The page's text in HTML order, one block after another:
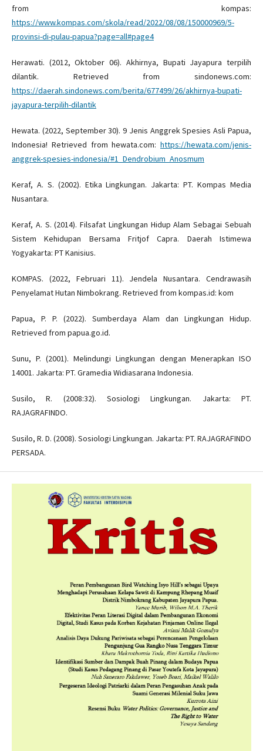
from kompas:
https://www.kompas.com/skola/read/2022/08/08/150000969/5-
provinsi-di-pulau-papua?page=all#page4
Herawati. (2012, Oktober 06). Akhirnya, Bupati Jayapura terpilih
dilantik. Retrieved from sindonews.com:
https://daerah.sindonews.com/berita/677499/26/akhirnya-bupati-
jayapura-terpilih-dilantik
Hewata. (2022, September 30). 9 Jenis Anggrek Spesies Asli Papua,
Indonesia! Retrieved from hewata.com:https://hewata.com/jenis-
anggrek-spesies-indonesia/#1_Dendrobium_Anosmum
Keraf, A. S. (2002). Etika Lingkungan. Jakarta: PT. Kompas Media
Nusantara.
Keraf, A. S. (2014). Filsafat Lingkungan Hidup Alam Sebagai Sebuah
Sistem Kehidupan Bersama Fritjof Capra. Daerah Istimewa
Yogyakarta: PT Kanisius.
KOMPAS. (2022, Februari 11). Jendela Nusantara. Cendrawasih
Penyelamat Hutan Nimbokrang. Retrieved from kompas.id: kom
Papua, P. P. (2022). Sumberdaya Alam dan Lingkungan Hidup.
Retrieved from papua.go.id.
Sunu, P. (2001). Melindungi Lingkungan dengan Menerapkan ISO
14001. Jakarta: PT. Gramedia Widiasarana Indonesia.
Susilo, R. (2008:32). Sosiologi Lingkungan. Jakarta: PT.
RAJAGRAFINDO.
Susilo, R. D. (2008). Sosiologi Lingkungan. Jakarta: PT. RAJAGRAFINDO
PERSADA.